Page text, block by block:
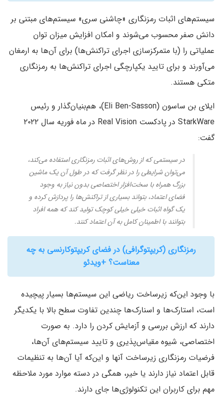
سیستم‌های اثبات رمزنگاری «چاشنی سری» سیستم‌های مبتنی بر
دانش صفر محسوب می‌شوند و امکان افزایش میزان توان
عملیاتی را (با متمرکز‌سازی اجرای تراکنش‌ها‌) برای آن‌ها به ارمغان
می‌آورند و برای تایید یکپارچگی اجرای تراکنش‌ها به رمزنگاری
متکی هستند.
ایلای بن ساسون (Eli Ben-Sasson‌)‌، هم‌بنیان‌گذار و رئیس
گفت:
در سیستمی که از روش‌های اثبات رمزنگاری استفاده می‌کند‌،
می‌توان شرایطی را در نظر گرفت که در طول آن یک ماشین
بزرگ همراه با سخت‌افزار اختصاصی بدون نیاز به وجود
فضای اعتماد‌، بتواند بسیاری از تراکنش‌ها را پردازش کرده و
یک گواه اثبات خیلی خیلی کوچک تولید کند که همه افراد
بتوانند با اطمینان کامل به آن اعتماد کنند.
رمزنگاری (کریپتوگرافی) در فضای کریپتوکارنسی به چه
معناست؟ +ویدئو
با وجود این‌که زیرساخت ریاضی این سیستم‌ها بسیار پیچیده
است‌، استارک‌ها و اسنارک‌ها چندین تفاوت سطح بالا با یکدیگر
دارند که ارزش بررسی و آزمایش کردن را دارد. به صورت
اختصاصی‌، شیوه مقیاس‌پذیری و تایید سیستم‌های آن‌ها‌،
فرضیات رمزنگاری زیرساخت آنها و این‌که آیا آن‌ها به تنظیمات
قابل اعتماد نیاز دارند یا خیر‌، همگی در دسته موارد مورد ملاحظه
مهم برای کاربران این تکنولوژی‌ها جای دارند.